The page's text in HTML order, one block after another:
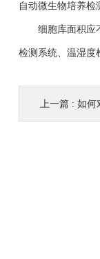
自动微生物培养
细胞库面积应不
检测系统、温湿度
上一篇 : 如何